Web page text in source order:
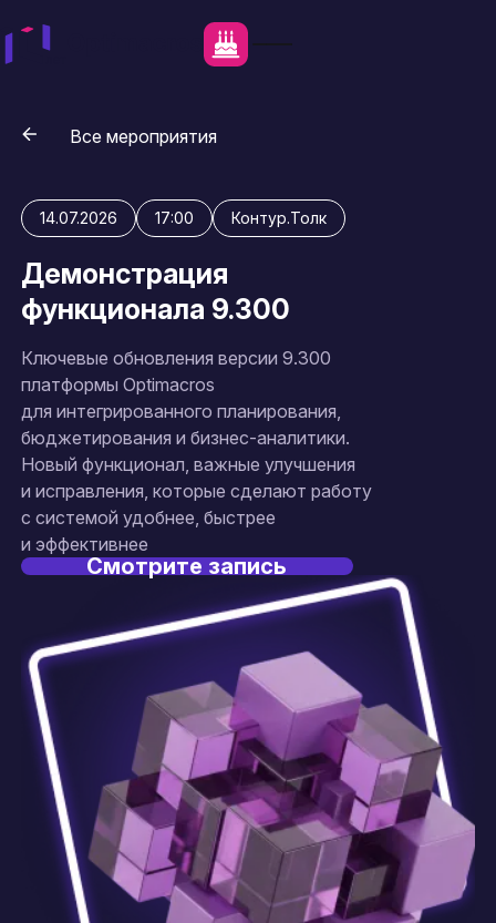
Все мероприятия
14.07.2026 17:00 Контур.Толк
Демонстрация
функционала 9.300
Ключевые обновления версии 9.300
платформы Optimacros
для интегрированного планирования,
бюджетирования и бизнес-аналитики.
Новый функционал, важные улучшения
и исправления, которые сделают работу
с системой удобнее, быстрее
и эффективнее
Смотрите запись